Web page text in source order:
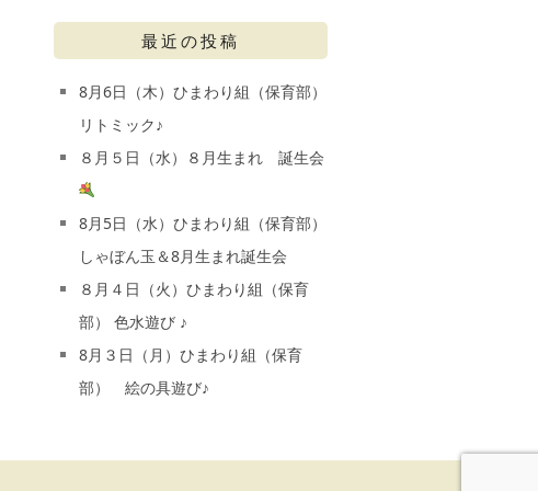
最近の投稿
8月6日（木）ひまわり組（保育部）
リトミック♪
８月５日（水）８月生まれ 誕生会
8月5日（水）ひまわり組（保育部）
しゃぼん玉＆8月生まれ誕生会
８月４日（火）ひまわり組（保育
部） 色水遊び ♪
8月３日（月）ひまわり組（保育
部） 絵の具遊び♪